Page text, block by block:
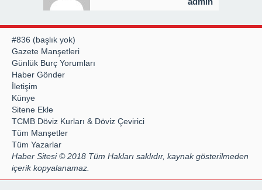
#836 (başlık yok)
Gazete Manşetleri
Günlük Burç Yorumları
Haber Gönder
İletişim
Künye
Sitene Ekle
TCMB Döviz Kurları & Döviz Çevirici
Tüm Manşetler
Tüm Yazarlar
Haber Sitesi © 2018 Tüm Hakları saklıdır, kaynak gösterilmeden
içerik kopyalanamaz.